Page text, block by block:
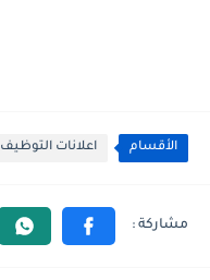
الأقسام اعلانات التوظيف